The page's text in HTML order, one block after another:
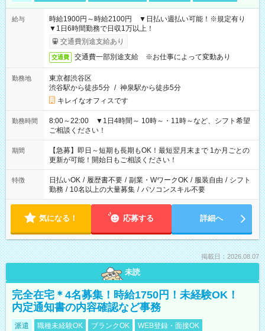
給与
時給1900円～時給2100円 ▼日払い週払い可能！※規定有り
▼1日6時間勤務で日収1万以上！
交通費別途支給あり
交通費 交通費一部別途支給 ※お仕事によって変動あり
勤務地
東京都渋谷区
渋谷駅から徒歩5分 / 神泉駅から徒歩5分
キレイなオフィスです
勤務時間
8:00～22:00 ▼1日4時間～ 10時～・11時～など、シフト希望
ご相談ください！
期間
【急募】即日～短期も長期もOK！最短翌月末まで 1か月ごとの
更新が可能！開始日もご相談ください！
特徴 日払いOK / 履歴書不要 / 副業・WワークOK / 服装自由 / シフト
勤務 / 10名以上の大量募集 / パソコンスキル不要
気になる！ 応募する 詳細へ
掲載日：2026.08.07
未読
完全在宅＊4名募集！時給1750円！未経験OK！
内定通知書の内容確認など事務
派遣 職種未経験OK ブランクOK WEB登録・面接OK